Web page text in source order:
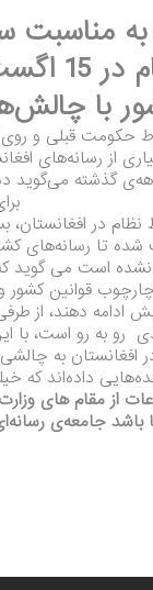
به
با
حکومت قبلی و روی
از رسانه‌های
گذشته می‌گوید
افغانستان،
تا رسانه‌های
است می گوید که:
قوانین کشور
ادامه دهند، از
به رو است، با
در افغانستان به
داده‌اند که
از مقام های
جامعه‌ی رسانه‌ای